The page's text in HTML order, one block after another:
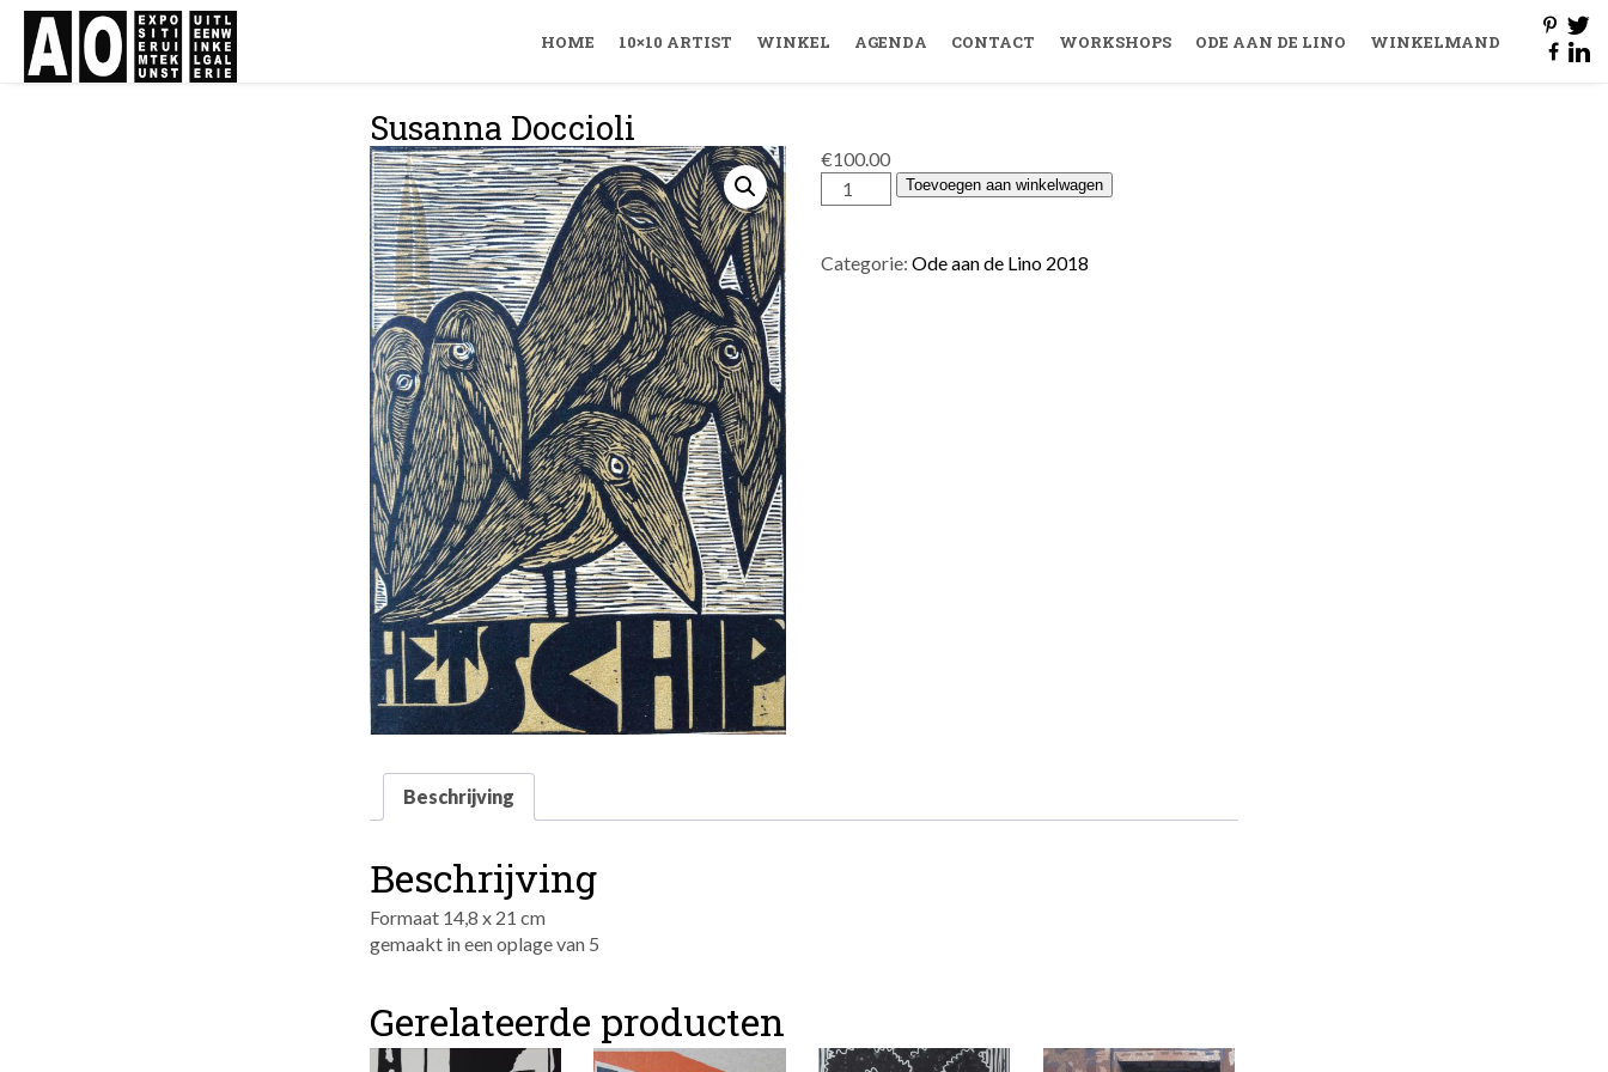
HOME 10×10 ARTIST WINKEL AGENDA CONTACT WORKSHOPS ODE AAN DE LINO WINKELMAND
Susanna Doccioli
€100.00
Susanna
Doccioli
Toevoegen aan winkelwagen
Categorie:Ode aan de Lino 2018
Beschrijving
Beschrijving
Formaat 14,8 x 21 cm
gemaakt in een oplage van 5
Gerelateerde producten